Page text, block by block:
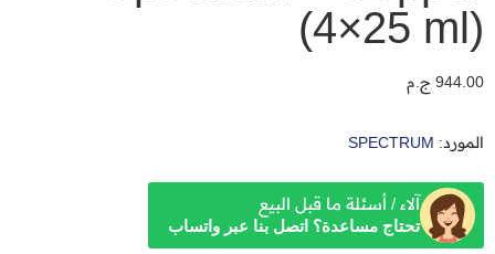
(4×25 ml)
944.00 ج.م
المورد: SPECTRUM
آلاء / أسئلة ما قبل البيع
تحتاج مساعدة؟ اتصل بنا عبر واتساب